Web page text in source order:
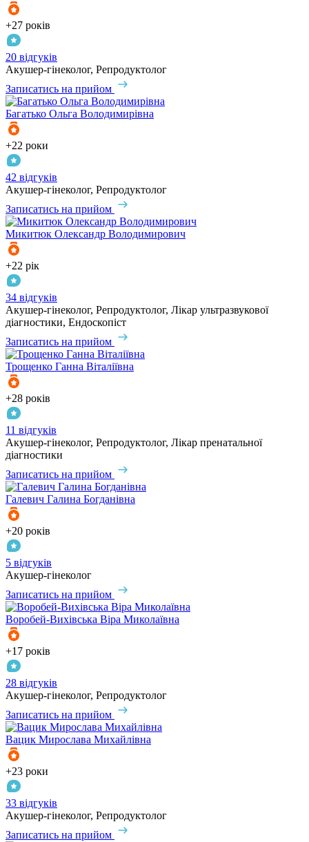
+27 років
20 відгуків
Акушер-гінеколог, Репродуктолог
Записатись на прийом
Багатько Ольга Володимирівна
+22 роки
42 відгуків
Акушер-гінеколог, Репродуктолог
Записатись на прийом
Микитюк Олександр Володимирович
+22 рік
34 відгуків
Акушер-гінеколог, Репродуктолог, Лікар ультразвукової
діагностики, Ендоскопіст
Записатись на прийом
Трощенко Ганна Віталіївна
+28 років
11 відгуків
Акушер-гінеколог, Репродуктолог, Лікар пренатальної
діагностики
Записатись на прийом
Галевич Галина Богданівна
+20 років
5 відгуків
Акушер-гінеколог
Записатись на прийом
Воробей-Вихівська Віра Миколаївна
+17 років
28 відгуків
Акушер-гінеколог, Репродуктолог
Записатись на прийом
Вацик Мирослава Михайлівна
+23 роки
33 відгуків
Акушер-гінеколог, Репродуктолог
Записатись на прийом